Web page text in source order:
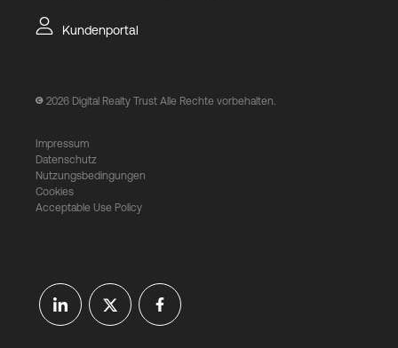
Kundenportal
2026 Digital Realty Trust Alle Rechte vorbehalten.
Impressum
Datenschutz
Nutzungsbedingungen
Cookies
Acceptable Use Policy